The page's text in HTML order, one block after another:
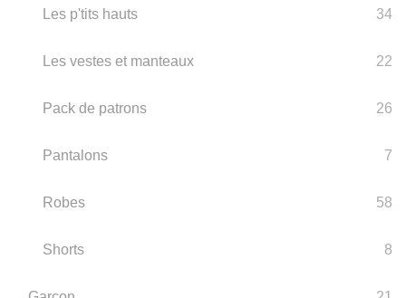
Les p'tits hauts 34
Les vestes et manteaux 22
Pack de patrons 26
Pantalons 7
Robes 58
Shorts 8